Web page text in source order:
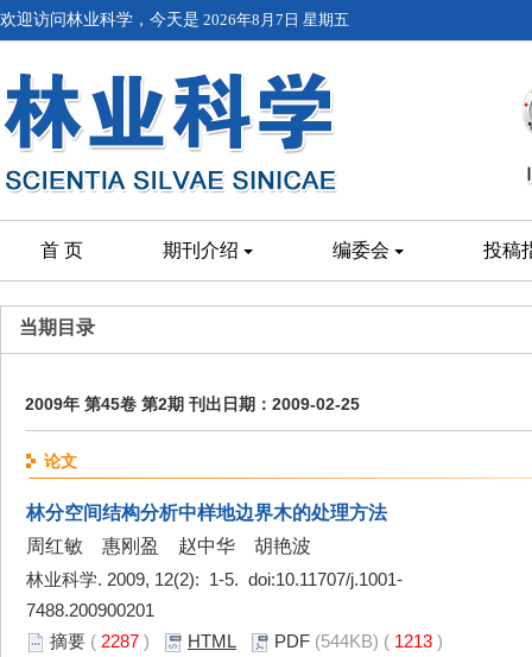
欢迎访问林业科学，今天是 2026年8月7日 星期五
首 页 期刊介绍 编委会 投稿
当期目录
2009年 第45卷 第2期 刊出日期：2009-02-25
论文
林分空间结构分析中样地边界木的处理方法
周红敏 惠刚盈 赵中华 胡艳波
林业科学. 2009, 12(2): 1-5. doi:10.11707/j.1001-
7488.200900201
摘要 ( 2287 ) HTML PDF (544KB) ( 1213 )